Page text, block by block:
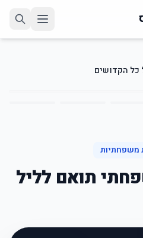
כל הקדושים1
/
5
משפחתיות
תואם לליל